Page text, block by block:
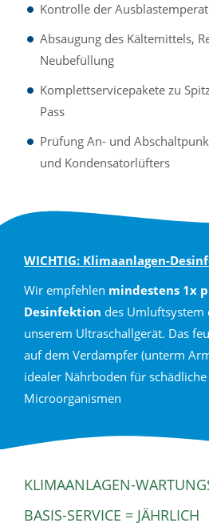
Kontrolle der
Absaugung des Kältemittels,
Neubefüllung
Komplettservicepakete zu
Pass
Prüfung An- und
und Kondensatorlüfters
WICHTIG: Klimaanlagen-
Wir empfehlen mindestens 1x
Desinfektion des Umluftsystem
unserem Ultraschallgerät. Das
auf dem Verdampfer (unterm
idealer Nährboden für
Microorganismen
KLIMAANLAGEN-
BASIS-SERVICE = JÄHRLICH